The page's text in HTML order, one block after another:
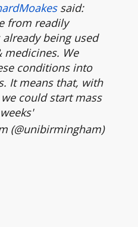
said:
from readily
being used
We
conditions into
It means that, with
could start mass
(@unibirmingham)